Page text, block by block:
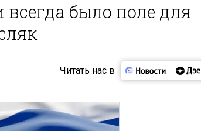
было поле для
Читать нас в